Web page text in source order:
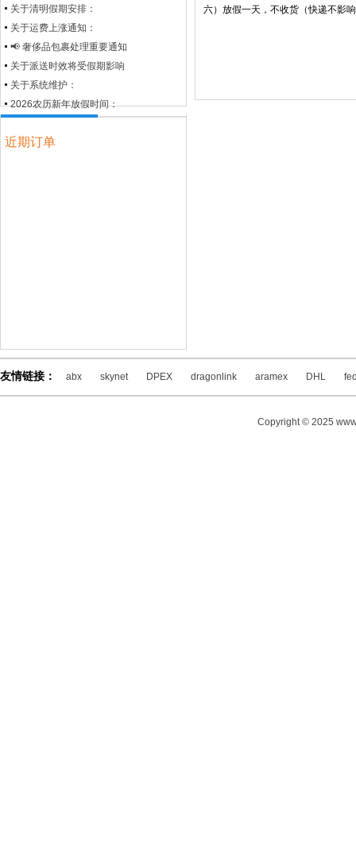
关于清明假期安排：
关于运费上涨通知：
📢 奢侈品包裹处理重要通知
关于派送时效将受假期影响
关于系统维护：
2026农历新年放假时间：
近期订单
六）放假一天，不收货（快递不影
友情链接： abx skynet DPEX dragonlink aramex DHL
Copyright © 2025